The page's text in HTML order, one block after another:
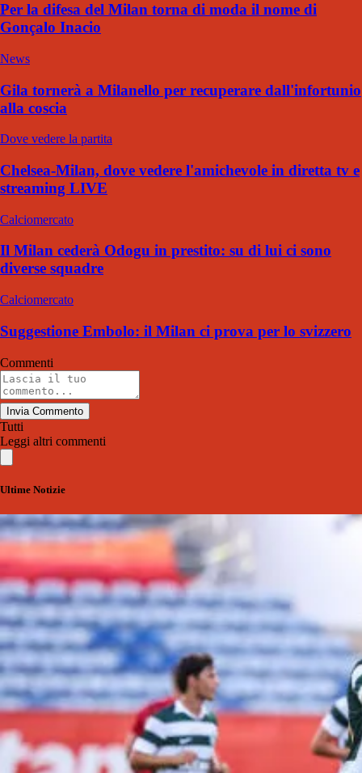
Per la difesa del Milan torna di moda il nome di
Gonçalo Inacio
News
Gila tornerà a Milanello per recuperare dall'infortunio
alla coscia
Dove vedere la partita
Chelsea-Milan, dove vedere l'amichevole in diretta tv e
streaming LIVE
Calciomercato
Il Milan cederà Odogu in prestito: su di lui ci sono
diverse squadre
Calciomercato
Suggestione Embolo: il Milan ci prova per lo svizzero
Commenti
Invia Commento
Tutti
Leggi altri commenti
Ultime Notizie